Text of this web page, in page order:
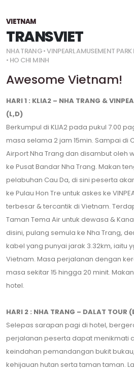
VIETNAM
TRANSVIET
NHA TRANG • VINPEARL AMUSEMENT
• HO CHI MINH
Awesome Vietnam!
HARI 1 : KLIA2 – NHA TRANG &
(L,D)
Berkumpul di KLIA2 pada pukul 7.00
masa selama 2 jam 15min. Sampai di
Airport Nha Trang dan disambut oleh
ke Pusat Bandar Nha Trang. Makan
pelabuhan Cau Da, di sini peserta
ke Pulau Hon Tre untuk askes ke
terbesar & tercantik di Vietnam.
Taman Tema Air untuk dewasa &
disini, pulang semula ke Nha Trang,
kabel yang punyai jarak 3.32km, iaitu
Vietnam. Masa perjalanan dengan
masa sekitar 15 hingga 20 minit.
hotel.
HARI 2 : NHA TRANG – DALAT TOUR
Selepas sarapan pagi di hotel,
perjalanan peserta dapat menikmati
keindahan pemandangan bukit
kehijauan hutan serta taman taman.